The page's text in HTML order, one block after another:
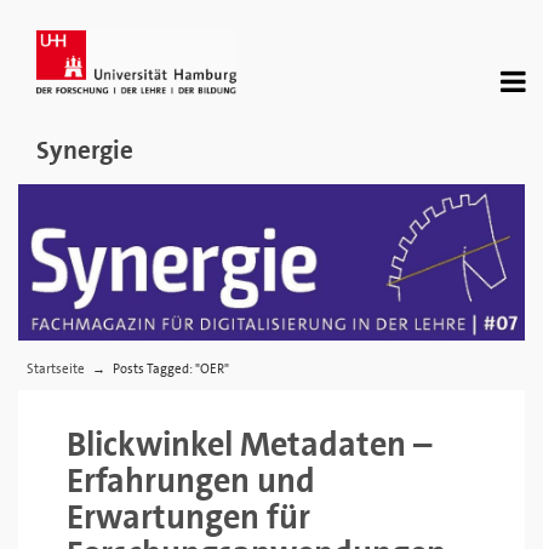
Synergie
Startseite → Posts Tagged: "OER"
Blickwinkel Metadaten –
Erfahrungen und
Erwartungen für